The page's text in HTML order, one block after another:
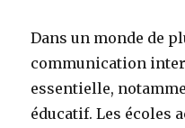
Dans un monde de
communication
essentielle,
éducatif. Les écoles